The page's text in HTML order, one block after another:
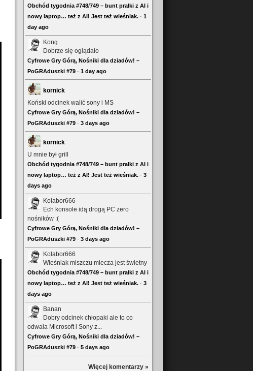
Obchód tygodnia #748/749 – bunt pralki z AI i
nowy laptop… też z AI! Jest też wieśniak. · 1
day ago
Kong
Dobrze się oglądało
Cyfrowe Gry Górą, Nośniki dla dziadów! –
PoGRAduszki #79 · 1 day ago
kornick
Koński odcinek walić sony i MS
Cyfrowe Gry Górą, Nośniki dla dziadów! –
PoGRAduszki #79 · 3 days ago
kornick
U mnie był grill
Obchód tygodnia #748/749 – bunt pralki z AI i
nowy laptop… też z AI! Jest też wieśniak. · 3
days ago
Kolabor666
Ech konsole idą drogą PC zero
nośników :(
Cyfrowe Gry Górą, Nośniki dla dziadów! –
PoGRAduszki #79 · 3 days ago
Kolabor666
Wieśniak miszczu miecza jest świetny
Obchód tygodnia #748/749 – bunt pralki z AI i
nowy laptop… też z AI! Jest też wieśniak. · 3
days ago
Banan
Dobry odcinek chłopaki ale to co
odwala Microsoft i Sony z...
Cyfrowe Gry Górą, Nośniki dla dziadów! –
PoGRAduszki #79 · 5 days ago
Więcej komentarzy »